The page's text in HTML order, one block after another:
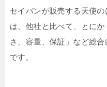
セイバンが販売する天使
は、他社と比べて、とに
さ、容量、保証」など総
です。